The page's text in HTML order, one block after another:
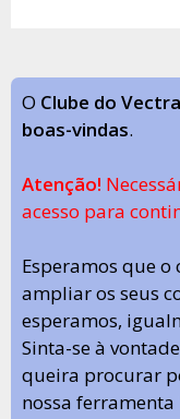
O Clube do Vectra
boas-vindas.
Atenção!
acesso para
Esperamos que
ampliar os seus
esperamos,
Sinta-se à
queira procurar
nossa